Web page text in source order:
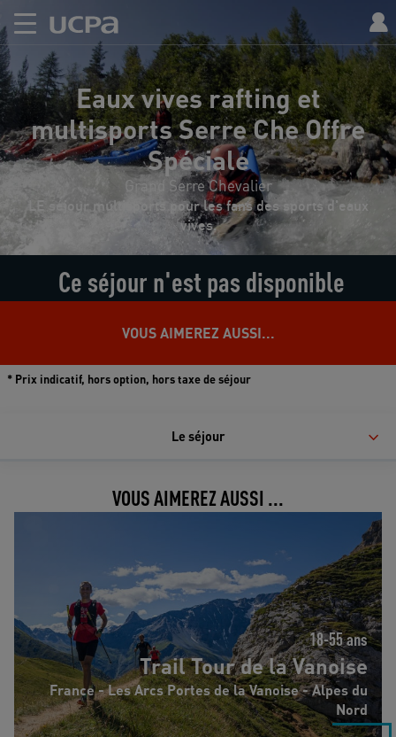
Eaux vives rafting et
multisports Serre Che Offre
Spéciale
Grand Serre Chevalier
LE séjour multisports pour les fans des sports d'eaux
vives.
Ce séjour n'est pas disponible
VOUS AIMEREZ AUSSI...
* Prix indicatif, hors option, hors taxe de séjour
Le séjour
VOUS AIMEREZ AUSSI ...
18-55 ans
Trail Tour de la Vanoise
France - Les Arcs Portes de la Vanoise - Alpes du
Nord